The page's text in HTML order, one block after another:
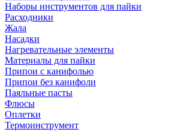
Наборы инструментов для пайки
Расходники
Жала
Насадки
Нагревательные элементы
Материалы для пайки
Припои с канифолью
Припои без канифоли
Паяльные пасты
Флюсы
Оплетки
Термоинструмент